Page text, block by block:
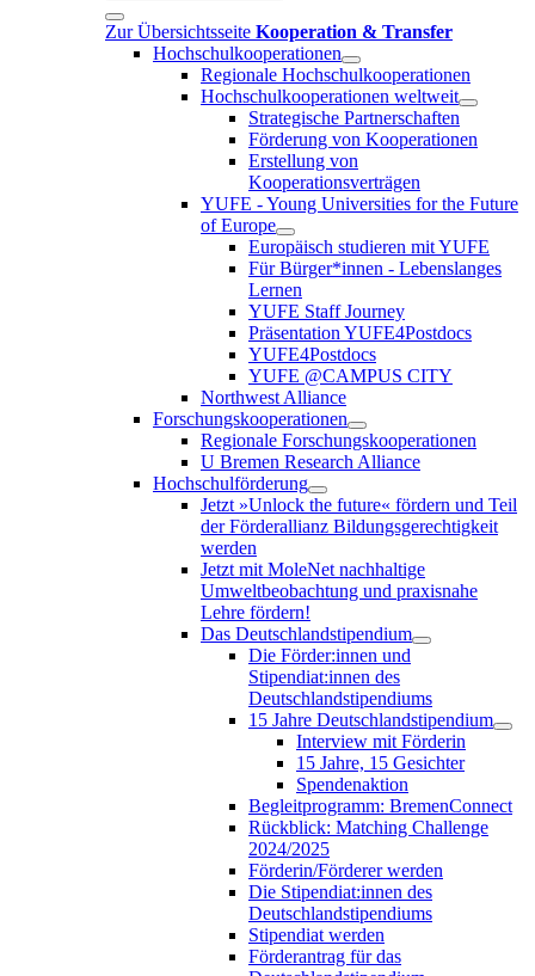
Zur Übersichtsseite Kooperation & Transfer
Hochschulkooperationen
Regionale Hochschulkooperationen
Hochschulkooperationen weltweit
Strategische Partnerschaften
Förderung von Kooperationen
Erstellung von
Kooperationsverträgen
YUFE - Young Universities for the Future
of Europe
Europäisch studieren mit YUFE
Für Bürger*innen - Lebenslanges
Lernen
YUFE Staff Journey
Präsentation YUFE4Postdocs
YUFE4Postdocs
YUFE @CAMPUS CITY
Northwest Alliance
Forschungskooperationen
Regionale Forschungskooperationen
U Bremen Research Alliance
Hochschulförderung
Jetzt »Unlock the future« fördern und Teil
der Förderallianz Bildungsgerechtigkeit
werden
Jetzt mit MoleNet nachhaltige
Umweltbeobachtung und praxisnahe
Lehre fördern!
Das Deutschlandstipendium
Die Förder:innen und
Stipendiat:innen des
Deutschlandstipendiums
15 Jahre Deutschlandstipendium
Interview mit Förderin
15 Jahre, 15 Gesichter
Spendenaktion
Begleitprogramm: BremenConnect
Rückblick: Matching Challenge
2024/2025
Förderin/Förderer werden
Die Stipendiat:innen des
Deutschlandstipendiums
Stipendiat werden
Förderantrag für das